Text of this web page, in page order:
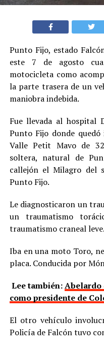
Punto Fijo, estado
este 7 de agosto
motocicleta como
la parte trasera de un
maniobra indebida.
Fue llevada al hospital
Punto Fijo donde
Valle Petit Mavo de
soltera, natural de
callejón el Milagro del
Punto Fijo.
Le diagnosticaron un
un traumatismo
traumatismo craneal leve.
Iba en una moto Toro,
placa. Conducida por
Lee también:Abelardo
como presidente de
El otro vehículo
Policía de Falcón tuvo